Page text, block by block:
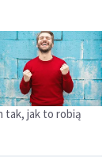
tak, jak to robią